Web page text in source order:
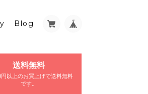
Blog
送料無料
円以上のお買上げで送料無料
です。